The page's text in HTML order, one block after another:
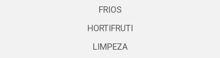
FRIOS
HORTIFRUTI
LIMPEZA